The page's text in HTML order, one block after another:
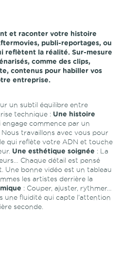
et raconter votre histoire
publi-reportages, ou
reflètent la réalité. Sur-mesure
comme des clips,
contenus pour habiller vos
entreprise.
un subtil équilibre entre
technique : Une histoire
engage commence par un
travaillons avec vous pour
qui reflète votre ADN et touche
Une esthétique soignée : La
Chaque détail est pensé
Une bonne vidéo est un tableau
les artistes derrière la
: Couper, ajuster, rythmer…
une fluidité qui capte l’attention
seconde.